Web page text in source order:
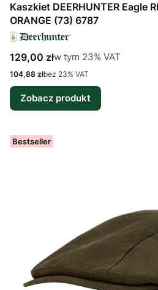
Kaszkiet DEERHUNTER Eagle
ORANGE (73) 6787
Cena brutto
129,00 złw tym %s VAT
w tym 23% VAT
Cena netto
104,88 złbez 23% VAT
Zobacz produkt
Bestseller